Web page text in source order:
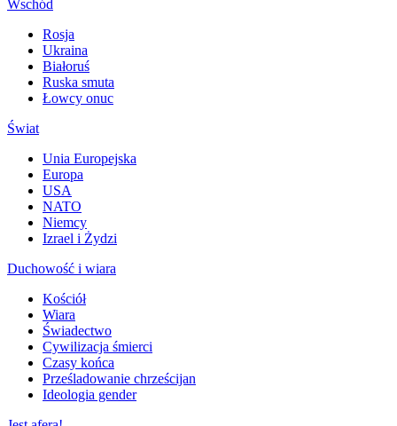
Wschód
Rosja
Ukraina
Białoruś
Ruska smuta
Łowcy onuc
Świat
Unia Europejska
Europa
USA
NATO
Niemcy
Izrael i Żydzi
Duchowość i wiara
Kościół
Wiara
Świadectwo
Cywilizacja śmierci
Czasy końca
Prześladowanie chrześcijan
Ideologia gender